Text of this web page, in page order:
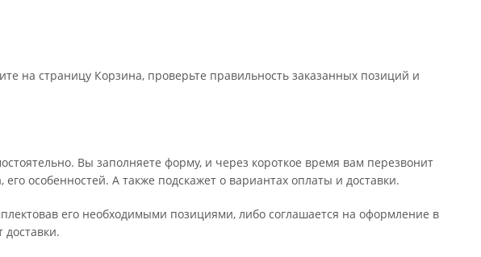
на страницу Корзина, проверьте правильность заказанных позиций и
Вы заполняете форму, и через короткое время вам перезвонит
особенностей. А также подскажет о вариантах оплаты и доставки.
его необходимыми позициями, либо соглашается на оформление в